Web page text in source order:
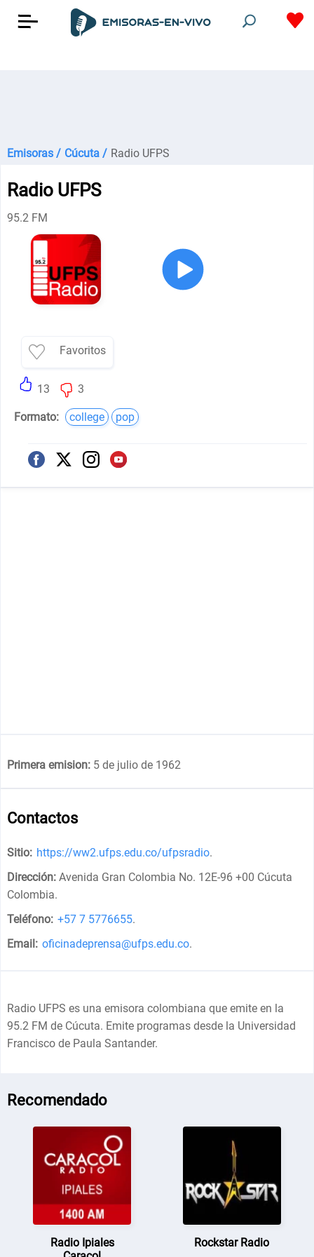
Emisoras / Cúcuta / Radio UFPS
Radio UFPS
95.2 FM
Favoritos
13 3
Formato: college pop
Primera emision: 5 de julio de 1962
Contactos
Sitio: https://ww2.ufps.edu.co/ufpsradio.
Dirección: Avenida Gran Colombia No. 12E-96 +00 Cúcuta
Colombia.
Teléfono: +57 7 5776655.
Email: oficinadeprensa@ufps.edu.co.
Radio UFPS es una emisora colombiana que emite en la
95.2 FM de Cúcuta. Emite programas desde la Universidad
Francisco de Paula Santander.
Recomendado
Radio Ipiales
Rockstar Radio